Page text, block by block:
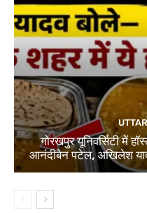
गोरखपुर यूनिवर्सिटी में
आनंदीबेन पटेल, अखिलेश